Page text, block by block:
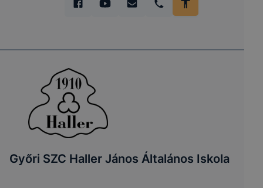
Győri SZC Haller János Általános Iskola